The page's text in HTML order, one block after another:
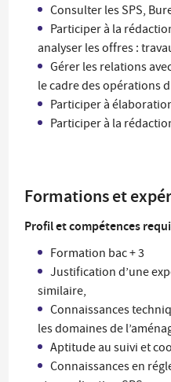
Consulter les SPS,
Participer à la
analyser les offres :
Gérer les relations
le cadre des opérations
Participer à
Participer à la
Formations et
Profil et compétences
Formation bac + 3
Justification d’une
similaire,
Connaissances
les domaines de
Aptitude au suivi et
Connaissances en